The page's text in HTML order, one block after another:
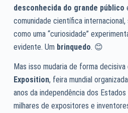
desconhecida do grande público
comunidade científica
como uma “curiosidade”
evidente. Um brinquedo. 😊
Mas isso mudaria de forma decisiva
Exposition, feira mundial
anos da independência dos Estados
milhares de expositores e